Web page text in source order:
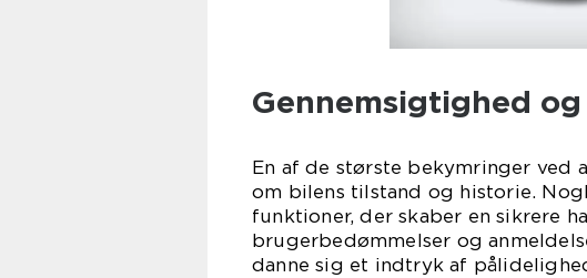
Gennemsigtighed
En af de største bekymringer
om bilens tilstand og historie.
funktioner, der skaber en sikrere
brugerbedømmelser og
danne sig et indtryk af